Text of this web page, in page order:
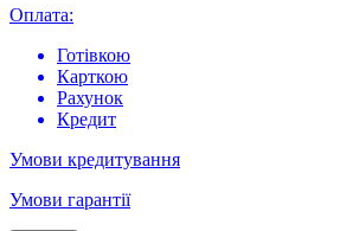
Оплата:
Готівкою
Карткою
Рахунок
Кредит
Умови кредитування
Умови гарантії